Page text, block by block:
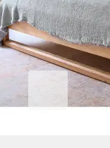
企業向け